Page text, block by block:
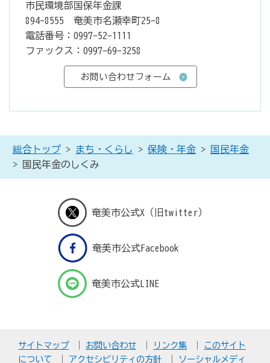
市民環境部国保年金課
894-8555 奄美市名瀬幸町25-8
電話番号：0997-52-1111
ファックス：0997-69-3258
総合トップ > まち・くらし > 保険・年金 >
国民年金
> 国民年金のしくみ
奄美市公式X（旧twitter）
奄美市公式Facebook
奄美市公式LINE
サイトマップ お問い合わせ リンク集
このサイト
について
アクセシビリティの方針 ソーシャルメディ